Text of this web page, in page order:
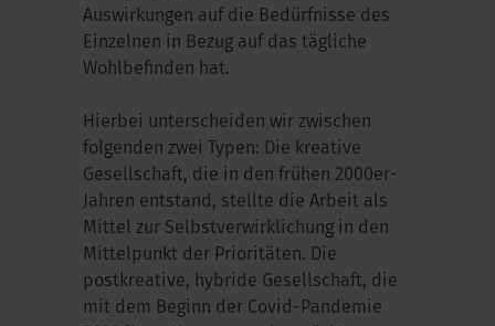
Auswirkungen auf die Bedürfnisse des
Einzelnen in Bezug auf das tägliche
Wohlbefinden hat.
Hierbei unterscheiden wir zwischen
folgenden zwei Typen: Die kreative
Gesellschaft, die in den frühen 2000er-
Jahren entstand, stellte die Arbeit als
Mittel zur Selbstverwirklichung in den
Mittelpunkt der Prioritäten. Die
postkreative, hybride Gesellschaft, die
mit dem Beginn der Covid-Pandemie